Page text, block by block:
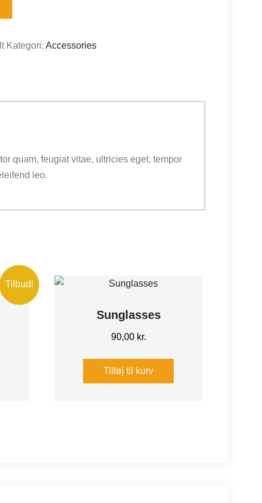
Kategori: Accessories
quam, feugiat vitae, ultricies eget, tempor
leo.
Tilbud!
Sunglasses
90,00 kr.
Tilføj til kurv